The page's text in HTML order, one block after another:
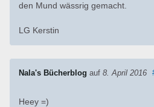
den Mund wässrig gemacht.
LG Kerstin
Nala's Bücherblog auf 8. April 2016
Heey =)